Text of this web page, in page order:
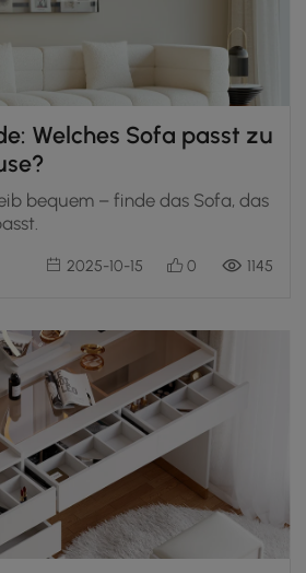
Welches Sofa passt zu
bequem – finde das Sofa, das
2025-10-15 0 1145